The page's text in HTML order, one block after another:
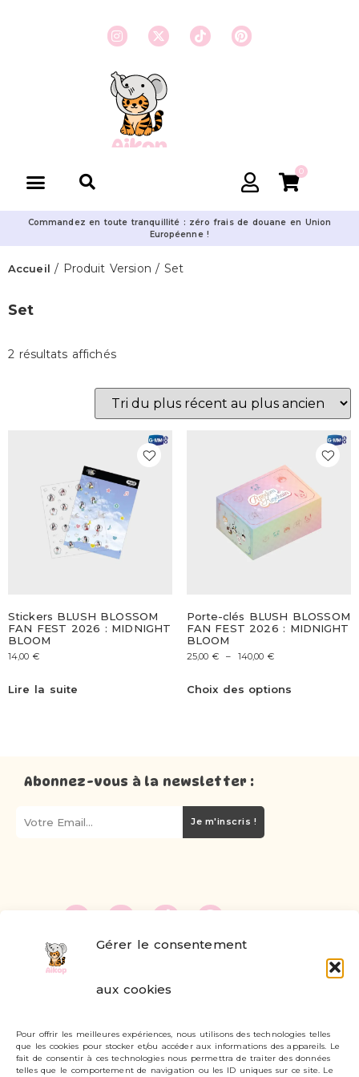
Gérer le consentement
aux cookies
Pour offrir les meilleures expériences, nous utilisons des technologies telles
que les cookies pour stocker et/ou accéder aux informations des appareils. Le
fait de consentir à ces technologies nous permettra de traiter des données
telles que le comportement de navigation ou les ID uniques sur ce site. Le
0
Commandez en toute tranquillité : zéro frais de douane en Union
Européenne !
Accueil / Produit Version / Set
Set
2 résultats affichés
Stickers BLUSH BLOSSOM
FAN FEST 2026 : MIDNIGHT
BLOOM
14,00€
Lire la suite
Porte-clés BLUSH BLOSSOM
FAN FEST 2026 : MIDNIGHT
BLOOM
25,00 € – 140,00 €
Choix des options
Abonnez-vous à la newsletter :
Je m'inscris !
Livraisons et retours
Mon compte